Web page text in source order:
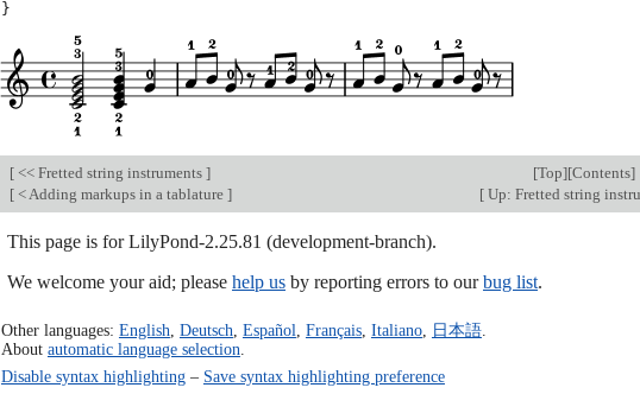
}
[ << Fretted string instruments ] [Top][Contents]
[ < Adding markups in a tablature ] [ Up: Fretted string
This page is for LilyPond-2.25.81 (development-branch).
We welcome your aid; please help us by reporting errors to ourbug list.
Other languages: English Deutsch Español Français, Italiano, 日本語.
About automatic language selection
Disable syntax highlighting– Save syntax highlighting preference